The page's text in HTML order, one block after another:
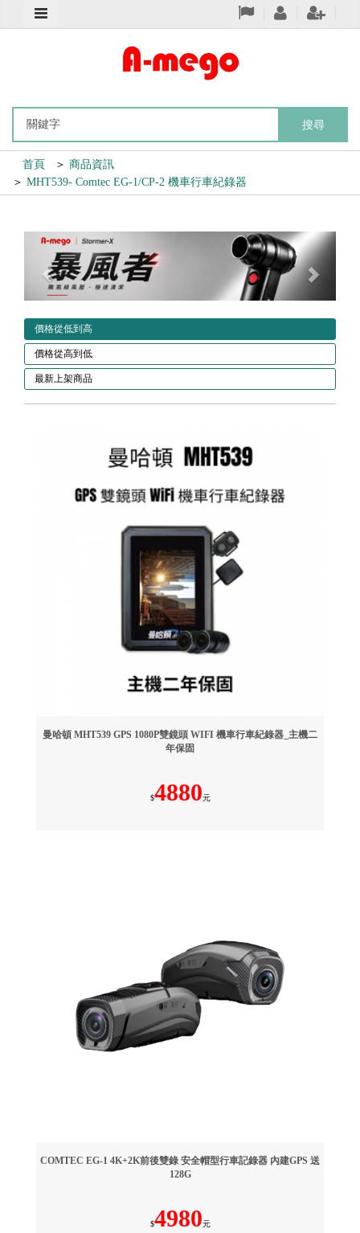
搜尋
首頁 ＞ 商品資訊
＞ MHT539- Comtec EG-1/CP-2 機車行車紀錄器
Previous Next
價格從低到高
價格從高到低
最新上架商品
曼哈頓 MHT539 GPS 1080P雙鏡頭 WIFI 機車行車紀錄器_主機二
年保固
$4880元
COMTEC EG-1 4K+2K前後雙錄 安全帽型行車記錄器 內建GPS 送
128G
$4980元